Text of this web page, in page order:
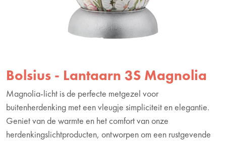
Bolsius - Lantaarn 3S Magnolia
Magnolia-licht is de perfecte metgezel voor
buitenherdenking met een vleugje simpliciteit en elegantie.
Geniet van de warmte en het comfort van onze
herdenkingslichtproducten, ontworpen om een rustgevende